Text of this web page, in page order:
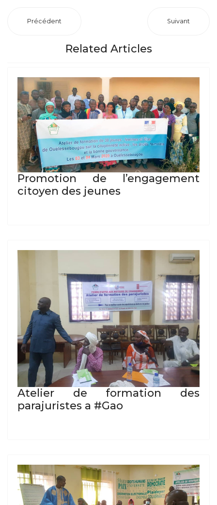
Précédent Suivant
Related Articles
Promotion de l’engagement
citoyen des jeunes
Atelier de formation des
parajuristes a #Gao